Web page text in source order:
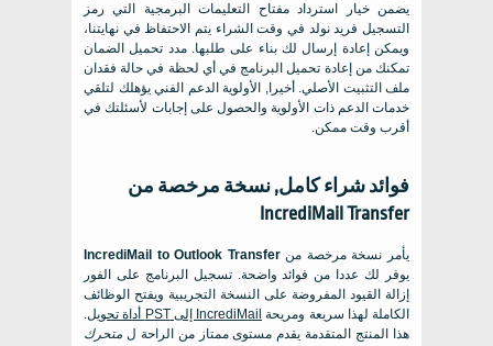
يضمن خيار استرداد مفتاح التعليمات البرمجية التي رمز
التسجيل فريد نولد في وقت الشراء يتم الاحتفاظ في نهايتنا،
ويمكن إعادة إرسال لك بناء على طلبها. مدد تحميل الضمان
تمكنك من إعادة تحميل البرنامج في أي لحظة في حالة فقدان
ملف التثبيت الأصلي. أخيرا, الأولوية الدعم الفني يؤهلك لتلقي
خدمات الدعم ذات الأولوية والحصول على إجابات لأسئلتك في
أقرب وقت ممكن.
فوائد شراء كامل, نسخة مرخصة من
IncrediMail Transfer
يأمر نسخة مرخصة منIncrediMail to Outlook Transfer
يوفر لك عددا من فوائد واضحة. تسجيل البرنامج على الفور
إزالة القيود المفروضة على النسخة التجريبية ويفتح الوظائف
الكاملة لهذا سريعة ومريحة IncrediMail إلىPST أداة تحويل.
هذا المنتج المتقدمة يقدم مستوى ممتاز من الراحة ل متحرك